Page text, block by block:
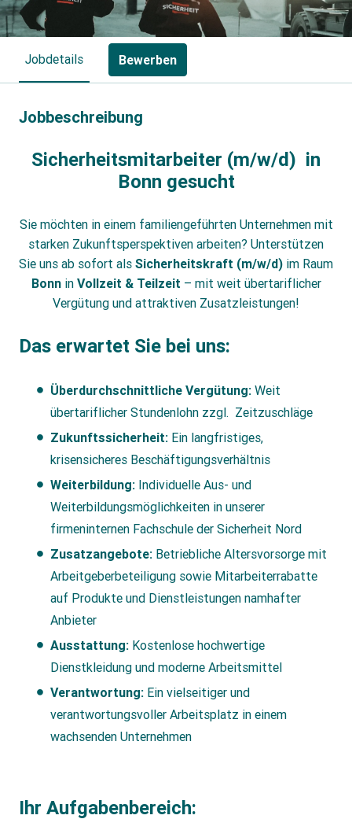
Jobdetails Bewerben
Jobbeschreibung
Sicherheitsmitarbeiter (m/w/d) in
Bonn gesucht
Sie möchten in einem familiengeführten Unternehmen mit
starken Zukunftsperspektiven arbeiten? Unterstützen
Sie uns ab sofort als Sicherheitskraft (m/w/d) im Raum
Bonnin Vollzeit & Teilzeit – mit weit übertariflicher
Vergütung und attraktiven Zusatzleistungen!
Das erwartet Sie bei uns:
Überdurchschnittliche Vergütung: Weit
übertariflicher Stundenlohn zzgl. Zeitzuschläge
Zukunftssicherheit: Ein langfristiges,
krisensicheres Beschäftigungsverhältnis
Weiterbildung: Individuelle Aus- und
Weiterbildungsmöglichkeiten in unserer
firmeninternen Fachschule der Sicherheit Nord
Zusatzangebote: Betriebliche Altersvorsorge mit
Arbeitgeberbeteiligung sowie Mitarbeiterrabatte
auf Produkte und Dienstleistungen namhafter
Anbieter
Ausstattung: Kostenlose hochwertige
Dienstkleidung und moderne Arbeitsmittel
Verantwortung: Ein vielseitiger und
verantwortungsvoller Arbeitsplatz in einem
wachsenden Unternehmen
Ihr Aufgabenbereich: